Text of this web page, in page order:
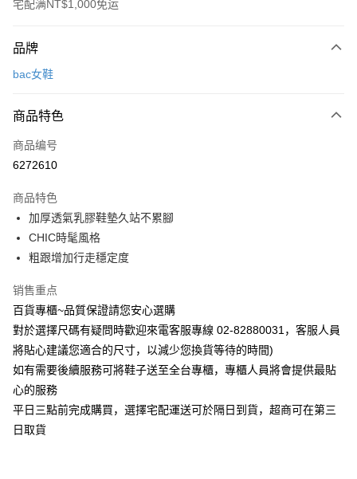
宅配满NT$1,000免运
信用卡一次付款
Apple Pay
街口支付
运送方式
宅配
每笔NT$90，满NT$1,000(含以上)免运费
品牌
bac女鞋
商品特色
商品编号
6272610
商品特色
加厚透氣乳膠鞋墊久站不累腳
CHIC時髦風格
粗跟增加行走穩定度
销售重点
百貨專櫃~品質保證請您安心選購
對於選擇尺碼有疑問時歡迎來電客服專線 02-82880031，客服人員
將貼心建議您適合的尺寸，以減少您換貨等待的時間)
如有需要後續服務可將鞋子送至全台專櫃，專櫃人員將會提供最貼
心的服務
平日三點前完成購買，選擇宅配運送可於隔日到貨，超商可在第三
日取貨